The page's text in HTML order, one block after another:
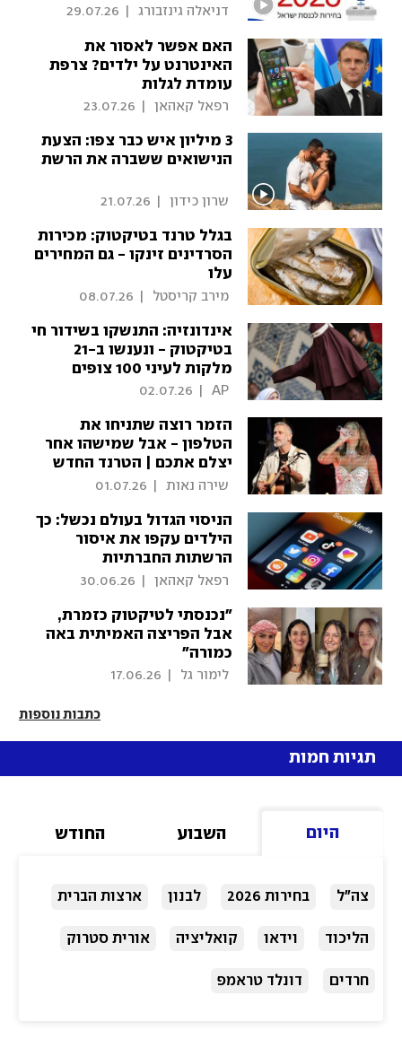
דניאלה גינזבורג 29.07.26
האם אפשר לאסור את
האינטרנט על ילדים? צרפת
עומדת לגלות
רפאל קאהאן 23.07.26
3 מיליון איש כבר צפו: הצעת
הנישואים ששברה את הרשת
שרון כידון 21.07.26
בגלל טרנד בטיקטוק: מכירות
הסרדינים זינקו - גם המחירים
עלו
מירב קריסטל 08.07.26
אינדונזיה: התנשקו בשידור חי
בטיקטוק - ונענשו ב-21
מלקות לעיני 100 צופים
02.07.26
הזמר רוצה שתניחו את
הטלפון - אבל שמישהו אחר
יצלם אתכם | הטרנד החדש
בהופעות
שירה נאות 01.07.26
הניסוי הגדול בעולם נכשל: כך
הילדים עקפו את איסור
הרשתות החברתיות
רפאל קאהאן 30.06.26
"נכנסתי לטיקטוק כזמרת,
אבל הפריצה האמיתית באה
כמורה"
לימור גל 17.06.26
כתבות נוספות
תגיות חמות
היום השבוע החודש
צה"ל בחירות 2026 לבנון ארצות הברית
הליכוד וידאו קואליציה אורית סטרוק
חרדים דונלד טראמפ